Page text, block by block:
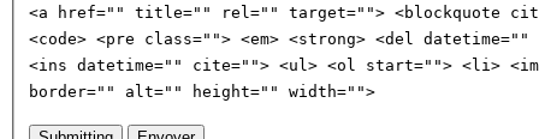
<a href="" title="" rel="" target=""> <blockquote
<code> <pre class=""> <em> <strong> <del
<ins datetime="" cite=""> <ul> <ol start=""> <li>
border="" alt="" height="" width="">